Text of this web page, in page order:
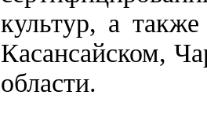
культур, а
Касансайском,
области.